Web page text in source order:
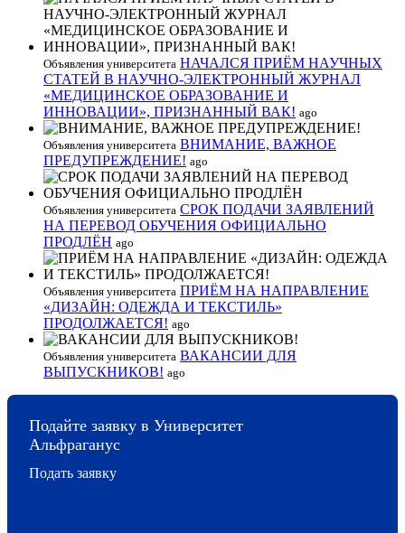
Объявления университета НАЧАЛСЯ ПРИЁМ НАУЧНЫХ
СТАТЕЙ В НАУЧНО-ЭЛЕКТРОННЫЙ ЖУРНАЛ
«МЕДИЦИНСКОЕ ОБРАЗОВАНИЕ И
ИННОВАЦИИ», ПРИЗНАННЫЙ ВАК! ago
Объявления университета ВНИМАНИЕ, ВАЖНОЕ
ПРЕДУПРЕЖДЕНИЕ! ago
Объявления университета СРОК ПОДАЧИ ЗАЯВЛЕНИЙ
НА ПЕРЕВОД ОБУЧЕНИЯ ОФИЦИАЛЬНО
ПРОДЛЁН ago
Объявления университета ПРИЁМ НА НАПРАВЛЕНИЕ
«ДИЗАЙН: ОДЕЖДА И ТЕКСТИЛЬ»
ПРОДОЛЖАЕТСЯ! ago
Объявления университета ВАКАНСИИ ДЛЯ
ВЫПУСКНИКОВ! ago
Подайте заявку в Университет
Альфраганус
Подать заявку